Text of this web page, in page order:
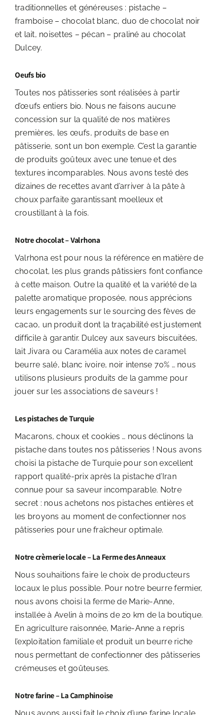
traditionnelles et généreuses : pistache –
framboise – chocolat blanc, duo de chocolat noir
et lait, noisettes – pécan – praliné au chocolat
Dulcey.
Oeufs bio
Toutes nos pâtisseries sont réalisées à partir
d’œufs entiers bio. Nous ne faisons aucune
concession sur la qualité de nos matières
premières, les œufs, produits de base en
pâtisserie, sont un bon exemple. C’est la garantie
de produits goûteux avec une tenue et des
textures incomparables. Nous avons testé des
dizaines de recettes avant d’arriver à la pâte à
choux parfaite garantissant moelleux et
croustillant à la fois.
Notre chocolat – Valrhona
Valrhona est pour nous la référence en matière de
chocolat, les plus grands pâtissiers font confiance
à cette maison. Outre la qualité et la variété de la
palette aromatique proposée, nous apprécions
leurs engagements sur le sourcing des fèves de
cacao, un produit dont la traçabilité est justement
difficile à garantir. Dulcey aux saveurs biscuitées,
lait Jivara ou Caramélia aux notes de caramel
beurre salé, blanc ivoire, noir intense 70% … nous
utilisons plusieurs produits de la gamme pour
jouer sur les associations de saveurs !
Les pistaches de Turquie
Macarons, choux et cookies … nous déclinons la
pistache dans toutes nos pâtisseries ! Nous avons
choisi la pistache de Turquie pour son excellent
rapport qualité-prix après la pistache d’Iran
connue pour sa saveur incomparable. Notre
secret : nous achetons nos pistaches entières et
les broyons au moment de confectionner nos
pâtisseries pour une fraîcheur optimale.
Notre crèmerie locale – La Ferme des Anneaux
Nous souhaitions faire le choix de producteurs
locaux le plus possible. Pour notre beurre fermier,
nous avons choisi la ferme de Marie-Anne,
installée à Avelin à moins de 20 km de la boutique.
En agriculture raisonnée, Marie-Anne a repris
l’exploitation familiale et produit un beurre riche
nous permettant de confectionner des pâtisseries
crémeuses et goûteuses.
Notre farine – La Camphinoise